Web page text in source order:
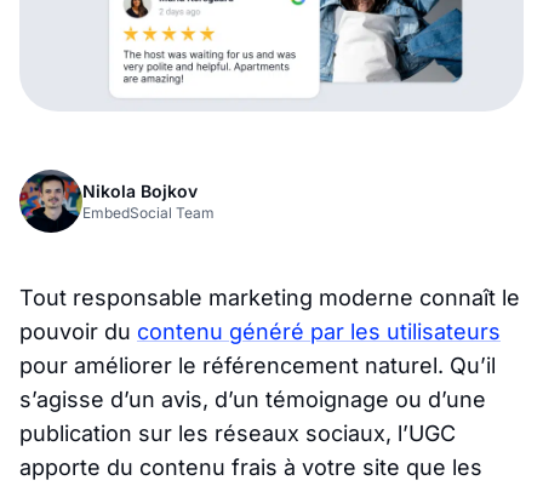
Nikola Bojkov
EmbedSocial Team
Tout responsable marketing moderne connaît le
pouvoir du contenu généré par les utilisateurs
pour améliorer le référencement naturel. Qu’il
s’agisse d’un avis, d’un témoignage ou d’une
publication sur les réseaux sociaux, l’UGC
apporte du contenu frais à votre site que les